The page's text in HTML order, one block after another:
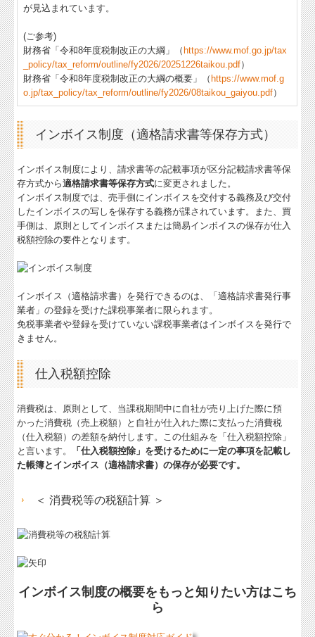
補助金・助成金・融資情報
関与先向け融資商品ご紹介
経営者お役立ち情報
経営者オススメ情報
Q&A経営相談
税務カレンダー
税務Q&A
TKCシステムQ&A
経営革新等支援機関とは
が見込まれています。
(ご参考)
財務省「令和8年度税制改正の大綱」（ https://www.mof.go.jp/tax
_policy/tax_reform/outline/fy2026/20251226taikou.pdf）
財務省「令和8年度税制改正の大綱の概要」（ https://www.mof.g
o.jp/tax_policy/tax_reform/outline/fy2026/08taikou_gaiyou.pdf）
インボイス制度（適格請求書等保存方式）
インボイス制度により、請求書等の記載事項が区分記載請求書等保
存方式から適格請求書等保存方式に変更されました。
インボイス制度では、売手側にインボイスを交付する義務及び交付
したインボイスの写しを保存する義務が課されています。また、買
手側は、原則としてインボイスまたは簡易インボイスの保存が仕入
税額控除の要件となります。
インボイス（適格請求書）を発行できるのは、「適格請求書発行事
業者」の登録を受けた課税事業者に限られます。
免税事業者や登録を受けていない課税事業者はインボイスを発行で
きません。
仕入税額控除
消費税は、原則として、当課税期間中に自社が売り上げた際に預
かった消費税（売上税額）と自社が仕入れた際に支払った消費税
（仕入税額）の差額を納付します。この仕組みを「仕入税額控除」
と言います。
「仕入税額控除」を受けるために一定の事項を記載し
た帳簿とインボイス（適格請求書）の保存が必要です。
＜ 消費税等の税額計算 ＞
インボイス制度の概要をもっと知りたい方はこち
ら